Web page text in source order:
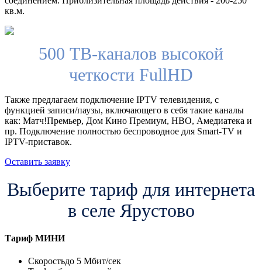
кв.м.
500 ТВ-каналов высокой
четкости FullHD
Также предлагаем подключение IPTV телевидения, с
функцией записи/паузы, включающего в себя такие каналы
как: Матч!Премьер, Дом Кино Премиум, HBO, Амедиатека и
пр. Подключение полностью беспроводное для Smart-TV и
IPTV-приставок.
Оставить заявку
Выберите тариф для интернета
в селе Ярустово
Тариф МИНИ
Скоростьдо 5 Мбит/сек